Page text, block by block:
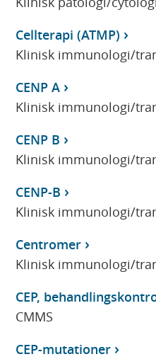
Cellterapi (ATMP)
Klinisk immunologi/
CENP A
Klinisk immunologi/
CENP B
Klinisk immunologi/
CENP-B
Klinisk immunologi/
Centromer
Klinisk immunologi/
CEP,
CMMS
CEP-mutationer